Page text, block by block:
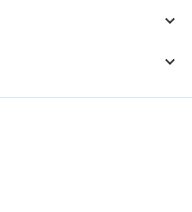

